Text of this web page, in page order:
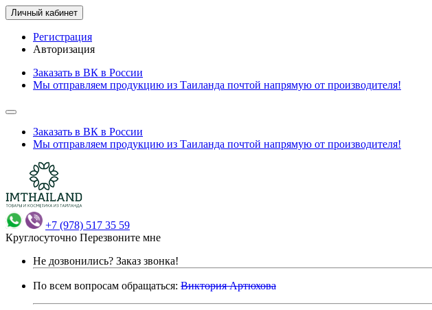
Личный кабинет
Регистрация
Авторизация
Заказать в ВК в России
Мы отправляем продукцию из Таиланда почтой напрямую от производителя!
Заказать в ВК в России
Мы отправляем продукцию из Таиланда почтой напрямую от производителя!
+7 (978) 517 35 59
Круглосуточно Перезвоните мне
Не дозвонились? Заказ звонка!
По всем вопросам обращаться: Виктория Артюхова